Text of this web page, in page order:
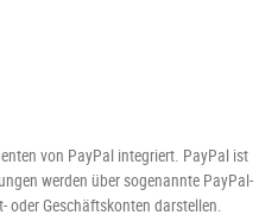
von PayPal integriert. PayPal ist
werden über sogenannte PayPal-
oder Geschäftskonten darstellen.